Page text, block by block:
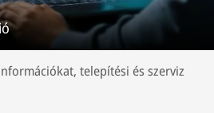
telepítési és szerviz